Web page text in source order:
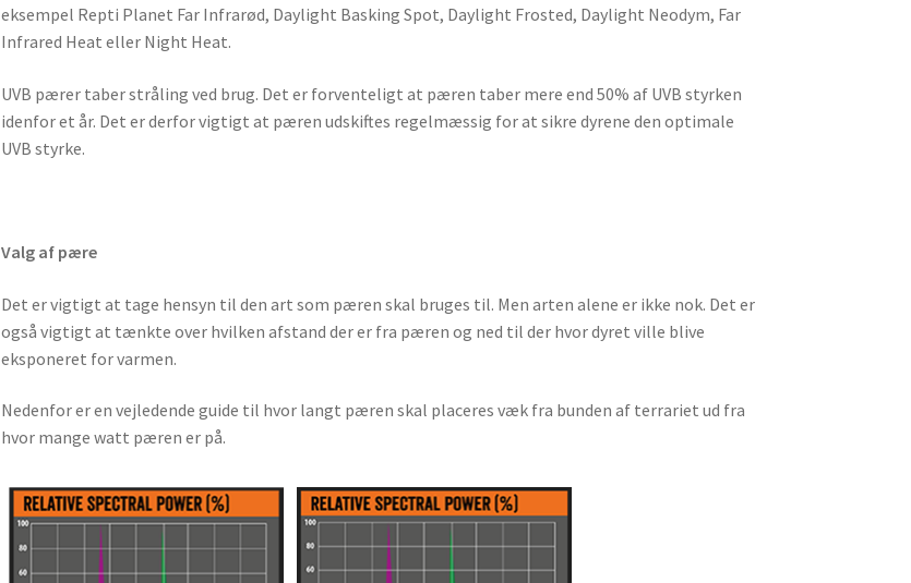
eksempel Repti Planet Far Infrarød, Daylight Basking Spot, Daylight Frosted, Daylight Neodym, Far
Infrared Heat eller Night Heat.
UVB pærer taber stråling ved brug. Det er forventeligt at pæren taber mere end 50% af UVB styrken
idenfor et år. Det er derfor vigtigt at pæren udskiftes regelmæssig for at sikre dyrene den optimale
UVB styrke.
Valg af pære
Det er vigtigt at tage hensyn til den art som pæren skal bruges til. Men arten alene er ikke nok. Det er
også vigtigt at tænkte over hvilken afstand der er fra pæren og ned til der hvor dyret ville blive
eksponeret for varmen.
Nedenfor er en vejledende guide til hvor langt pæren skal placeres væk fra bunden af terrariet ud fra
hvor mange watt pæren er på.